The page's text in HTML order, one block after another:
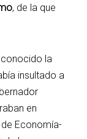
, de la que
la
insultado a
en
Economía-